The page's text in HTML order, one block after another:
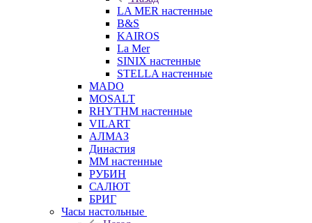
LA MER настенные
B&S
KAIROS
La Mer
SINIX настенные
STELLA настенные
MADO
MOSALT
RHYTHM настенные
VILART
АЛМАЗ
Династия
ММ настенные
РУБИН
САЛЮТ
БРИГ
Часы настольные